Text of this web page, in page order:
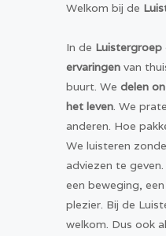
Welkom bij de
In de Luistergroep
ervaringen van
buurt. We delen
het leven. We
anderen. Hoe
We luisteren
adviezen te
een beweging,
plezier. Bij de
welkom. Dus ook